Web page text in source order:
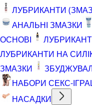
ЛУБРИКАНТИ
АНАЛЬНІ ЗМАЗКИ
ОСНОВІ
ЛУБРИКАНТИ НА
ЗМАЗКИ
НАБОРИ СЕКС-
НАСАДКИ